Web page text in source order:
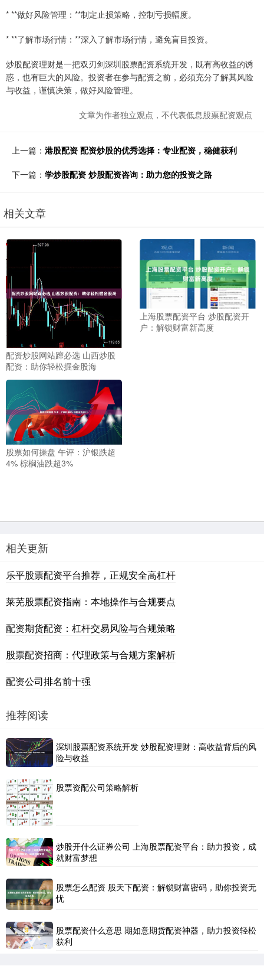
* **做好风险管理：**制定止损策略，控制亏损幅度。
* **了解市场行情：**深入了解市场行情，避免盲目投资。
炒股配资理财是一把双刃剑深圳股票配资系统开发，既有高收益的诱
惑，也有巨大的风险。投资者在参与配资之前，必须充分了解其风险
与收益，谨慎决策，做好风险管理。
文章为作者独立观点，不代表低息股票配资观点
上一篇： 港股配资 配资炒股的优秀选择：专业配资，稳健获利
下一篇： 学炒股配资 炒股配资咨询：助力您的投资之路
相关文章
配资炒股网站蹿必选 山西炒股
配资：助你轻松掘金股海
上海股票配资平台 炒股配资开
户：解锁财富新高度
股票如何操盘 午评：沪银跌超
4% 棕榈油跌超3%
相关更新
乐平股票配资平台推荐，正规安全高杠杆
莱芜股票配资指南：本地操作与合规要点
配资期货配资：杠杆交易风险与合规策略
股票配资招商：代理政策与合规方案解析
配资公司排名前十强
推荐阅读
深圳股票配资系统开发 炒股配资理财：高收益背后的风
险与收益
股票资配公司策略解析
炒股开什么证券公司 上海股票配资平台：助力投资，成
就财富梦想
股票怎么配资 股天下配资：解锁财富密码，助你投资无
忧
股票配资什么意思 期如意期货配资神器，助力投资轻松
获利